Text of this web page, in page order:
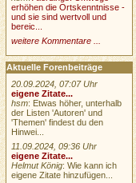
erhöhen die Ortskenntnisse -
und sie sind wertvoll und
bereic...
weitere Kommentare ...
Aktuelle Forenbeiträge
20.09.2024, 07:07 Uhr
eigene Zitate...
hsm: Etwas höher, unterhalb
der Listen 'Autoren' und
'Themen' findest du den
Hinwei...
11.09.2024, 09:36 Uhr
eigene Zitate...
Helmut König: Wie kann ich
eigene Zitate hinzufügen...